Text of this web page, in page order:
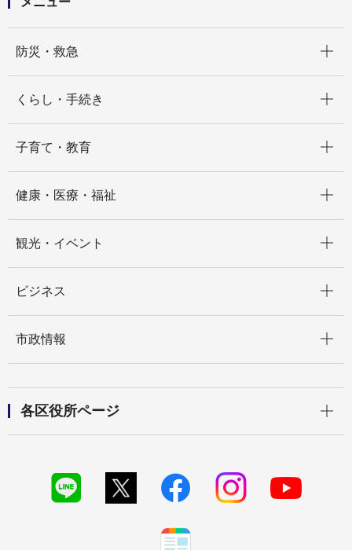
防災・救急
くらし・手続き
子育て・教育
健康・医療・福祉
観光・イベント
ビジネス
市政情報
各区役所ページ